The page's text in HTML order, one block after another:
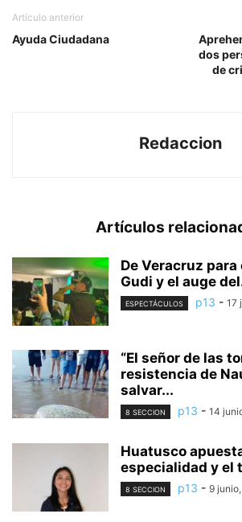
Artículo anterior
Ayuda Ciudadana
dos
de
Redaccion
Artículos
De Veracruz para
Gudi y el auge
ESPECTÁCULOS p13 - 17
“El señor de las
resistencia de
salvar...
8 SECCION p13 - 14
Huatusco
especialidad y el
8 SECCION p13 - 9